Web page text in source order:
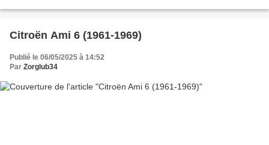
Citroën Ami 6 (1961-1969)
Publié le 06/05/2025 à 14:52
Par Zorglub34